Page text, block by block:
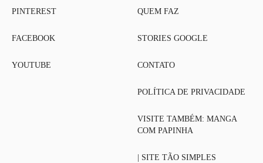
PINTEREST
FACEBOOK
YOUTUBE
QUEM FAZ
STORIES GOOGLE
CONTATO
POLÍTICA DE PRIVACIDADE
VISITE TAMBÉM: MANGA
COM PAPINHA
| SITE TÃO SIMPLES